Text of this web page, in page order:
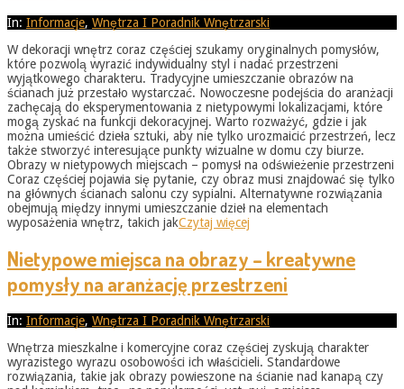
2026-
31
In: Informacje, Wnętrza I Poradnik Wnętrzarski
W dekoracji wnętrz coraz częściej szukamy oryginalnych pomysłów,
które pozwolą wyrazić indywidualny styl i nadać przestrzeni
wyjątkowego charakteru. Tradycyjne umieszczanie obrazów na
ścianach już przestało wystarczać. Nowoczesne podejścia do aranżacji
zachęcają do eksperymentowania z nietypowymi lokalizacjami, które
mogą zyskać na funkcji dekoracyjnej. Warto rozważyć, gdzie i jak
można umieścić dzieła sztuki, aby nie tylko urozmaicić przestrzeń, lecz
także stworzyć interesujące punkty wizualne w domu czy biurze.
Obrazy w nietypowych miejscach – pomysł na odświeżenie przestrzeni
Coraz częściej pojawia się pytanie, czy obraz musi znajdować się tylko
na głównych ścianach salonu czy sypialni. Alternatywne rozwiązania
obejmują między innymi umieszczanie dzieł na elementach
wyposażenia wnętrz, takich jakCzytaj więcej
Nietypowe miejsca na obrazy – kreatywne
pomysły na aranżację przestrzeni
2026-
31
In: Informacje, Wnętrza I Poradnik Wnętrzarski
Wnętrza mieszkalne i komercyjne coraz częściej zyskują charakter
wyrazistego wyrazu osobowości ich właścicieli. Standardowe
rozwiązania, takie jak obrazy powieszone na ścianie nad kanapą czy